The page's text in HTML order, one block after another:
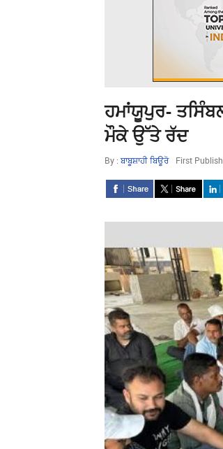
ਹਮਾਂਯੂਪੁਰ-
ਮੌਕੇ ਉੱਤੇ ਰੱਦ
By : ਬਾਬੂਸ਼ਾਹੀ ਬਿਊਰੋ First